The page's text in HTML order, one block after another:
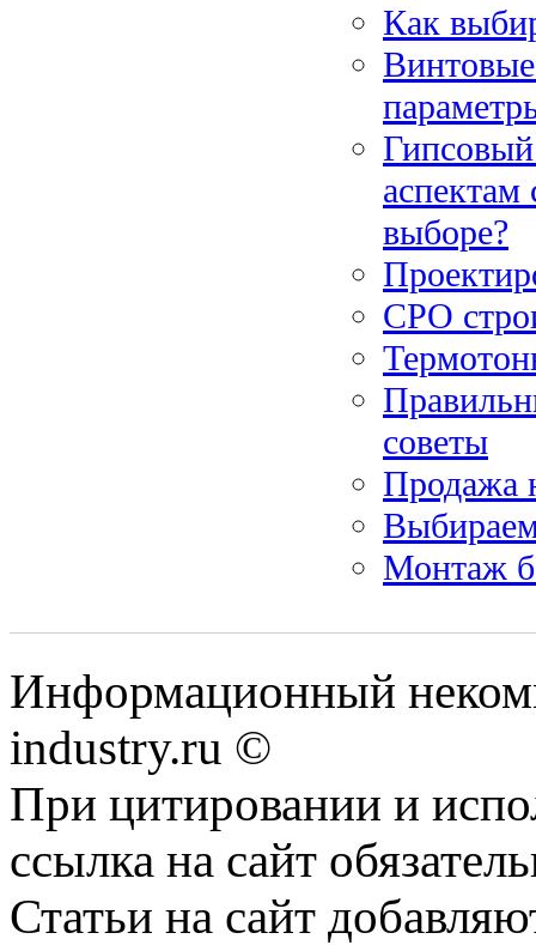
Как
Гипсовый
аспектам
выборе?
СРО
советы
Продажа
Монтаж
Информационный
industry.ru ©
При цитировании и
ссылка на сайт
Статьи на сайт